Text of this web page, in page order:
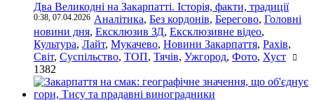
Два Великодні на Закарпатті. Історія, факти, традиції
0:38, 07.04.2026 Аналітика, Без кордонів, Берегово, Головні
новини дня, Ексклюзив ЗД, Ексклюзивне відео,
Культура, Лайт, Мукачево, Новини Закарпаття, Рахів,
Світ, Суспільство, ТОП, Тячів, Ужгород, Фото, Хуст
1382